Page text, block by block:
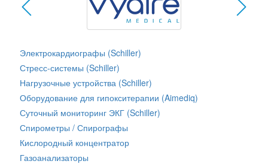
Электрокардиографы (Schiller)
Стресс-системы (Schiller)
Нагрузочные устройства (Schiller)
Оборудование для гипокситерапии (Aimediq)
Суточный мониторинг ЭКГ (Schiller)
Спирометры / Спирографы
Кислородный концентратор
Газоанализаторы